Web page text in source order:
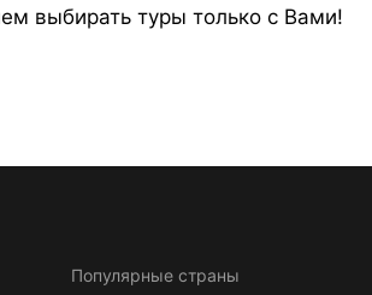
выбирать туры только с Вами!
Популярные страны